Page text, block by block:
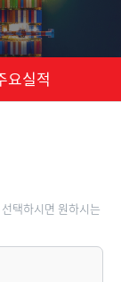
요실적
택하시면 원하시는